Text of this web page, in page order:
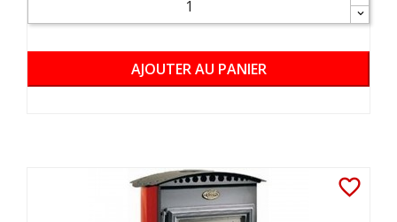
AJOUTER AU PANIER
favorite_border